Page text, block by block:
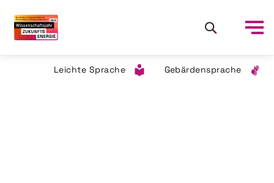
Leichte Sprache Gebärdensprache